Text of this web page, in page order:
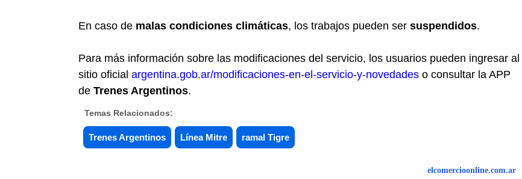
En caso de malas condiciones climáticas, los trabajos pueden ser suspendidos.
Para más información sobre las modificaciones del servicio, los usuarios pueden ingresar al
sitio oficial argentina.gob.ar/modificaciones-en-el-servicio-y-novedades o consultar la APP
de Trenes Argentinos.
Temas Relacionados:
Trenes Argentinos Línea Mitre ramal Tigre
elcomercioonline.com.ar